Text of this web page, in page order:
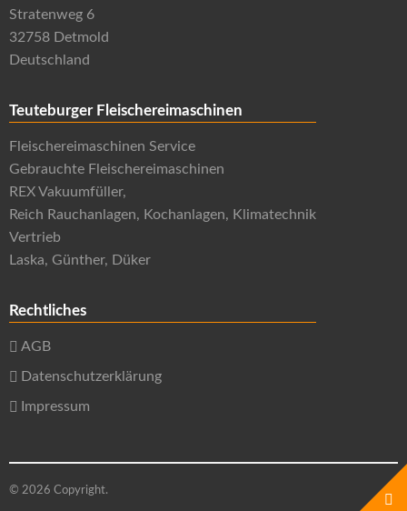
Stratenweg 6
32758 Detmold
Deutschland
Teuteburger Fleischereimaschinen
Fleischereimaschinen Service
Gebrauchte Fleischereimaschinen
REX Vakuumfüller,
Reich Rauchanlagen, Kochanlagen, Klimatechnik
Vertrieb
Laska, Günther, Düker
Rechtliches
AGB
Datenschutzerklärung
Impressum
© 2026 Copyright.